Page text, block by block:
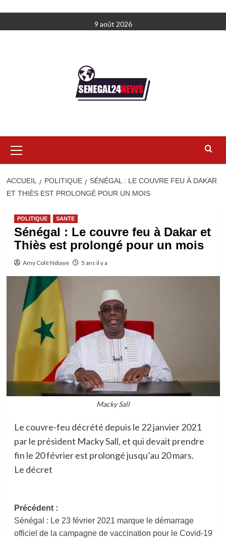
au
9 août 2026
principal
ACCUEIL POLITIQUE
SÉNÉGAL : LE COUVRE FEU À DAKAR
ET THIÈS EST PROLONGÉ POUR UN MOIS
POLITIQUE SANTE
Sénégal : Le couvre feu à Dakar et
Thiès est prolongé pour un mois
Amy Colé Ndiaye 5 ans il y a
Macky Sall
Le couvre-feu décrété depuis le 22 janvier 2021
par le président Macky Sall, et qui devait prendre
fin le 20 février est prolongé jusqu’au 20 mars.
Le décret
Navigation
d’article
Précédent :
Sénégal : Le 23 février 2021 marque le démarrage
officiel de la campagne de vaccination pour le Covid-19